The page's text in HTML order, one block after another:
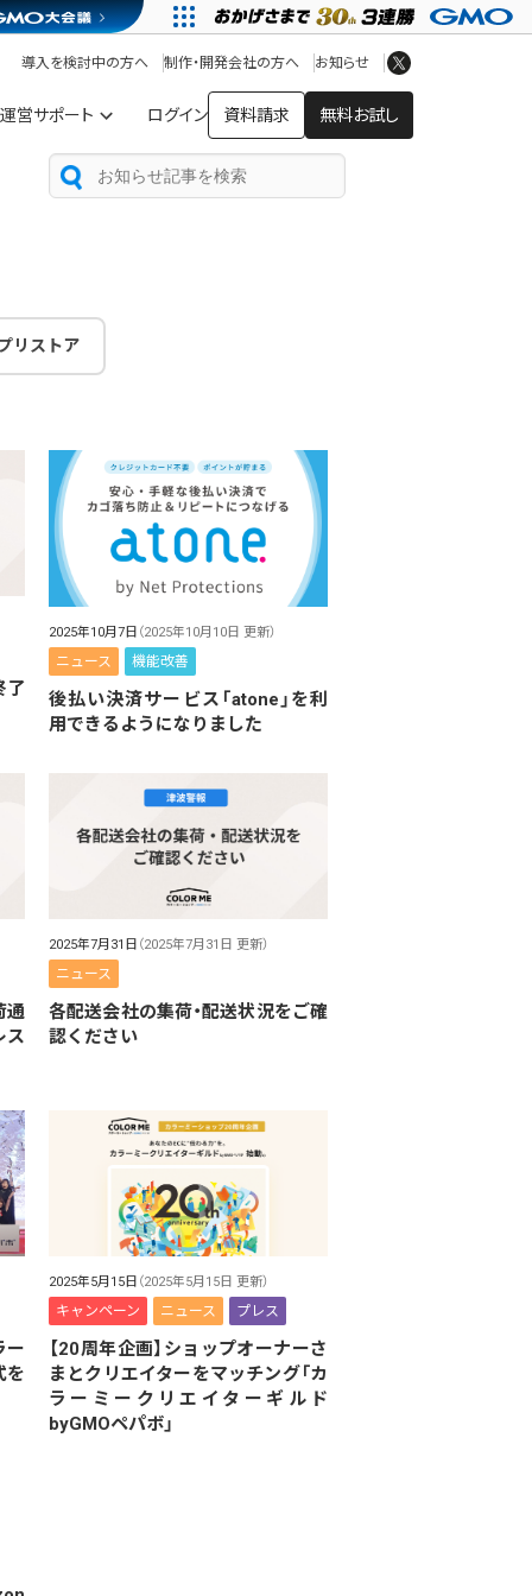
運営サポート ログイン 資料請求 無料お試し
導入を検討中の方へ 制作・開発会社の方へ お知らせ
アプリストア
ヘルプを見る
ヘルプセンター
リストア
了
2025年10月7日 （2025年10月10日 更新）
ニュース 機能改善
後払い決済サービス「atone」を利
用できるようになりました
通
ス
2025年7月31日 （2025年7月31日 更新）
ニュース
各配送会社の集荷・配送状況をご確
認ください
ー
を
2025年5月15日 （2025年5月15日 更新）
キャンペーン ニュース プレス
【20周年企画】ショップオーナーさ
まとクリエイターをマッチング「カ
ラーミークリエイターギルド
byGMOペパボ」